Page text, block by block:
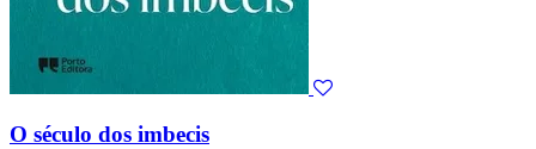
O século dos imbecis